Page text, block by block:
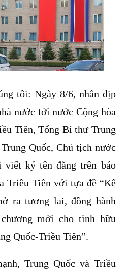
tôi: Ngày 8/6, nhân dịp
nước tới nước Cộng hòa
Tiên, Tổng Bí thư Trung
Quốc, Chủ tịch nước
viết ký tên đăng trên báo
Triều Tiên với tựa đề “Kế
ra tương lai, đồng hành
mới cho tình hữu
Quốc-Triều Tiên”.
Trung Quốc và Triều